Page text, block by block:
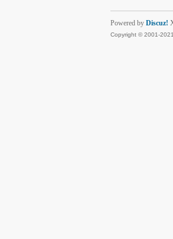
Powered by Discuz!
Copyright © 2001-